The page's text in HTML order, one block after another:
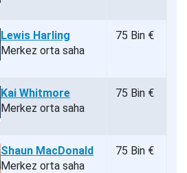
Lewis Harling
Merkez orta saha
75 Bin €
Kai Whitmore
Merkez orta saha
75 Bin €
Shaun MacDonald
Merkez orta saha
75 Bin €